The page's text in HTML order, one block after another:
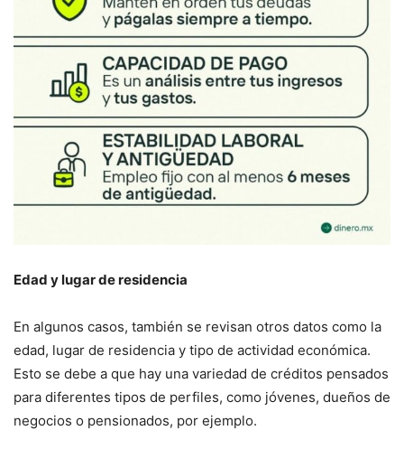
Edad y lugar de residencia
En algunos casos, también se revisan otros datos como la
edad, lugar de residencia y tipo de actividad económica.
Esto se debe a que hay una variedad de créditos pensados
para diferentes tipos de perfiles, como jóvenes, dueños de
negocios o pensionados, por ejemplo.